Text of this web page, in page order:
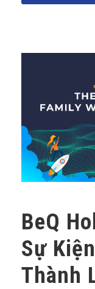
BeQ
Sự
Thành